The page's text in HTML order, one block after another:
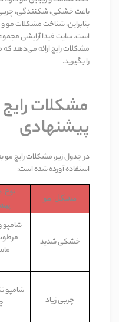
باعث خشکی، شکنندگی،
بنابراین، شناخت مشکلات
است. سایت فیدا آرایشی
مشکلات رایج ارائه می‌دهد
را بگیرید.
مشکلات
پیشنهادی
در جدول زیر، مشکلات رایج
استفاده آورده شده است:
مشکل مو
خشکیشدید
شامپو
چربیزیاد
شامپو